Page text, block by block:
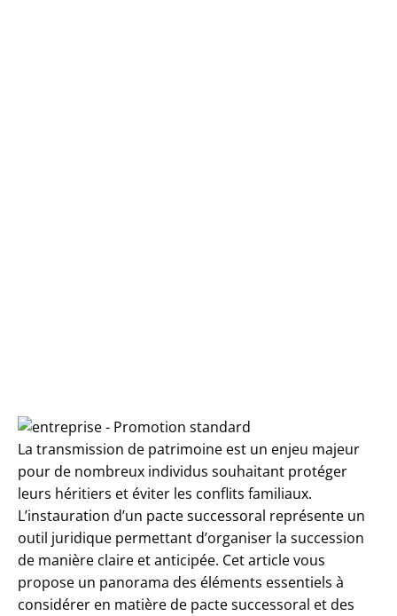
La transmission de patrimoine est un enjeu majeur
pour de nombreux individus souhaitant protéger
leurs héritiers et éviter les conflits familiaux.
L’instauration d’un pacte successoral représente un
outil juridique permettant d’organiser la succession
de manière claire et anticipée. Cet article vous
propose un panorama des éléments essentiels à
considérer en matière de pacte successoral et des